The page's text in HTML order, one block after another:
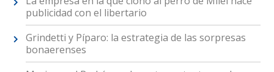
publicidad con el libertario
Grindetti y Píparo: la estrategia de las sorpresas
bonaerenses